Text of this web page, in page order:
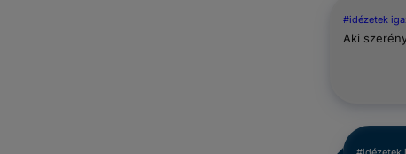
#idézetek
Aki